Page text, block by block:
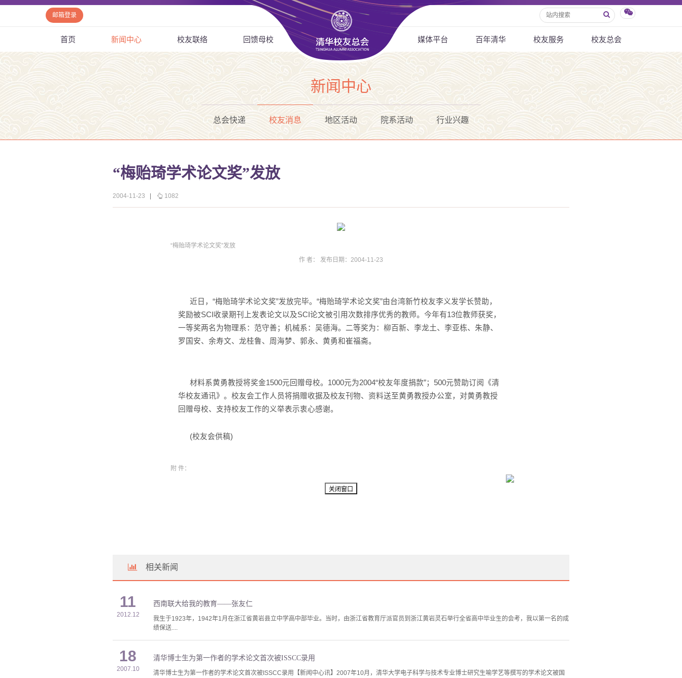
邮箱登录
首页 新闻中心 校友联络 回馈母校 媒体平台 百年清华 校友服务 校友总会
新闻中心
总会快递 校友消息 地区活动 院系活动 行业兴趣
“梅贻琦学术论文奖”发放
2004-11-23 1082
“梅贻琦学术论文奖”发放
作 者： 发布日期：2004-11-23
近日，“梅贻琦学术论文奖”发放完毕。“梅贻琦学术论文奖”由台湾新竹校友李义发学长赞助，
奖励被SCI收录期刊上发表论文以及SCI论文被引用次数排序优秀的教师。今年有13位教师获奖，
一等奖两名为物理系：范守善；机械系：吴德海。二等奖为：柳百新、李龙土、李亚栋、朱静、
罗国安、余寿文、龙桂鲁、周海梦、郭永、黄勇和崔福斋。
材料系黄勇教授将奖金1500元回赠母校。1000元为2004“校友年度捐款”；500元赞助订阅《清
华校友通讯》。校友会工作人员将捐赠收据及校友刊物、资料送至黄勇教授办公室，对黄勇教授
回赠母校、支持校友工作的义举表示衷心感谢。
(校友会供稿)
附 件：
相关新闻
11
2012.12
西南联大给我的教育——张友仁
我生于1923年，1942年1月在浙江省黄岩县立中学高中部毕业。当时，由浙江省教育厅派官员到浙江黄岩灵石举行全省高中毕业生的会考，我以第一名的成
绩保送....
18
2007.10
清华博士生为第一作者的学术论文首次被ISSCC录用
清华博士生为第一作者的学术论文首次被ISSCC录用【新闻中心讯】2007年10月，清华大学电子科学与技术专业博士研究生喻学艺等撰写的学术论文被国